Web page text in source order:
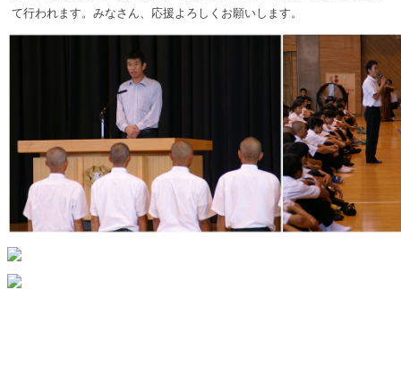
て行われます。みなさん、応援よろしくお願いします。